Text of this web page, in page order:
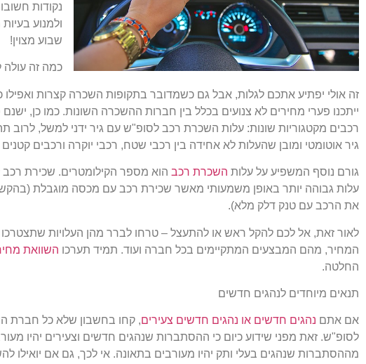
נקודות
ולמנוע
שבוע מצוין!
כמה זה עולה
זה אולי יפתיע אתכם לגלות, אבל גם כשמדובר בתקופות השכרה קצרות ואפילו
ייתכנו פערי מחירים לא צנועים בכלל בין חברות ההשכרה השונות. כמו כן,
רכבים מקטגוריות שונות: עלות השכרת רכב לסופ"ש עם גיר ידני למשל,
גיר אוטומטי ומובן שהעלות לא אחידה בין רכבי שטח, רכבי יוקרה ורכבים
גורם נוסף המשפיע על עלות השכרת רכב הוא מספר הקילומטרים. שכירת
עלות גבוהה יותר באופן משמעותי מאשר שכירת רכב עם מכסה מוגבלת (בהקשר
את הרכב עם טנק דלק מלא).
לאור זאת, אל לכם להקל ראש או להתעצל – טרחו לברר מהן העלויות
המחיר, מהם המבצעים המתקיימים בכל חברה ועוד. תמיד תערכו השוואת
החלטה.
תנאים מיוחדים לנהגים חדשים
אם אתם נהגים חדשים או נהגים חדשים צעירים, קחו בחשבון שלא כל חברת
לסופ"ש. זאת מפני שידוע כיום כי ההסתברות שנהגים חדשים וצעירים יהיו
מההסתברות שנהגים בעלי ותק יהיו מעורבים בתאונה. אי לכך, גם אם יואילו